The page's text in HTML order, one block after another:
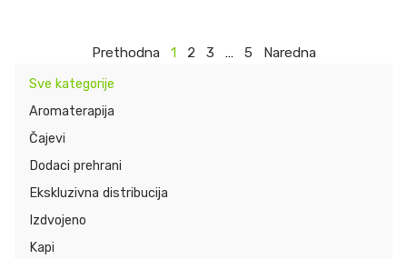
Aromaterapija
Čajevi
Dodaci prehrani
Ekskluzivna distribucija
Izdvojeno
Kapi
Sve kategorije
Prethodna 1 2 3 … 5 Naredna